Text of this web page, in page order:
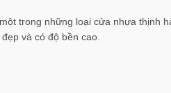
trong những loại cửa nhựa thịnh
và có độ bền cao.